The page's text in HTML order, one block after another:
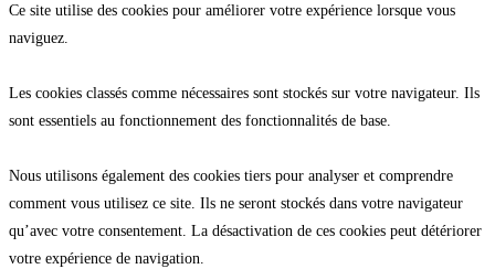
Ce site utilise des cookies pour améliorer votre expérience lorsque vous
naviguez.
Les cookies classés comme nécessaires sont stockés sur votre navigateur. Ils
sont essentiels au fonctionnement des fonctionnalités de base.
Nous utilisons également des cookies tiers pour analyser et comprendre
comment vous utilisez ce site. Ils ne seront stockés dans votre navigateur
qu’avec votre consentement. La désactivation de ces cookies peut détériorer
votre expérience de navigation.